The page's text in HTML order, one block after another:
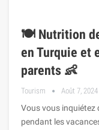
🍽️ Nutrition
en Turquie et
parents 👶
Tourism Août 7, 2024
Vous vous inquiétez
pendant les